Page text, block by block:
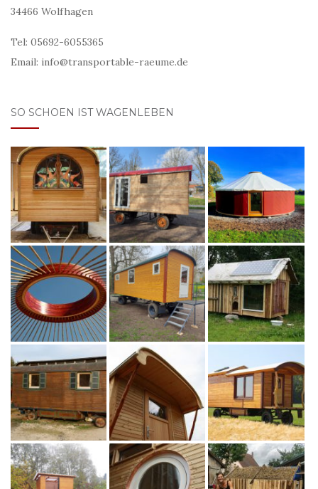
34466 Wolfhagen
Tel: 05692-6055365
Email: info@transportable-raeume.de
SO SCHOEN IST WAGENLEBEN